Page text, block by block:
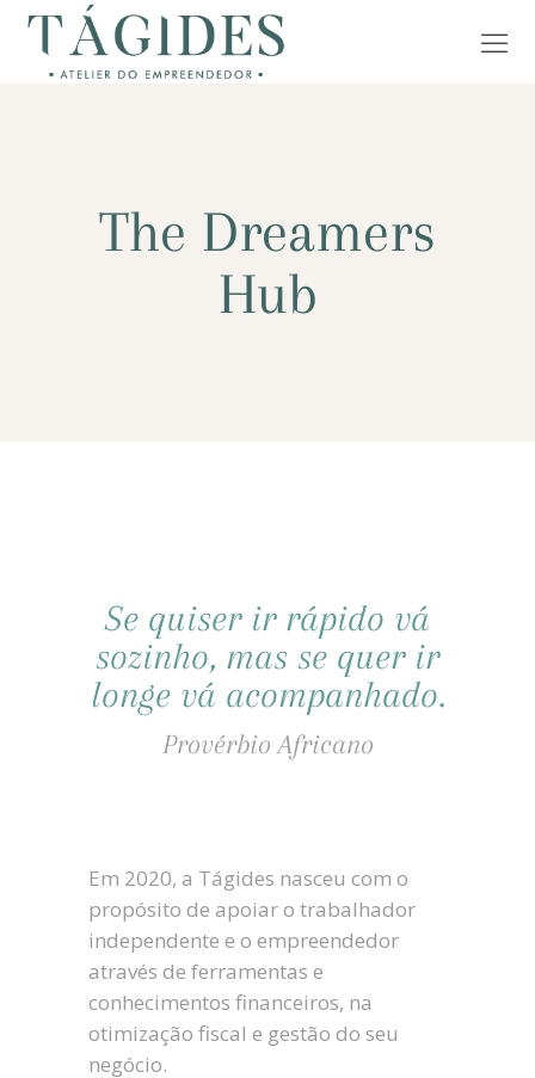
The Dreamers
Hub
Se quiser ir rápido vá
sozinho, mas se quer ir
longe vá acompanhado.
Provérbio Africano
Em 2020, a Tágides nasceu com o
propósito de apoiar o trabalhador
independente e o empreendedor
através de ferramentas e
conhecimentos financeiros, na
otimização fiscal e gestão do seu
negócio.